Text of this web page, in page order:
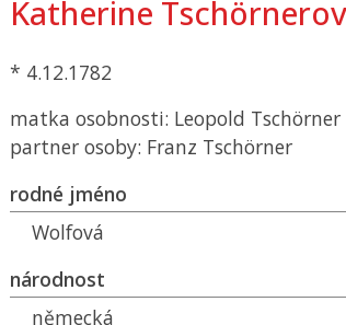
Katherine
* 4.12.1782
matka osobnosti: Leopold Tschörner
partner osoby: Franz Tschörner
rodné jméno
Wolfová
národnost
německá